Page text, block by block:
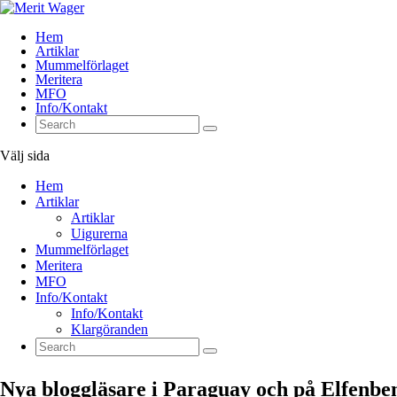
Hem
Artiklar
Mummelförlaget
Meritera
MFO
Info/Kontakt
Välj sida
Hem
Artiklar
Artiklar
Uigurerna
Mummelförlaget
Meritera
MFO
Info/Kontakt
Info/Kontakt
Klargöranden
Nya bloggläsare i Paraguay och på